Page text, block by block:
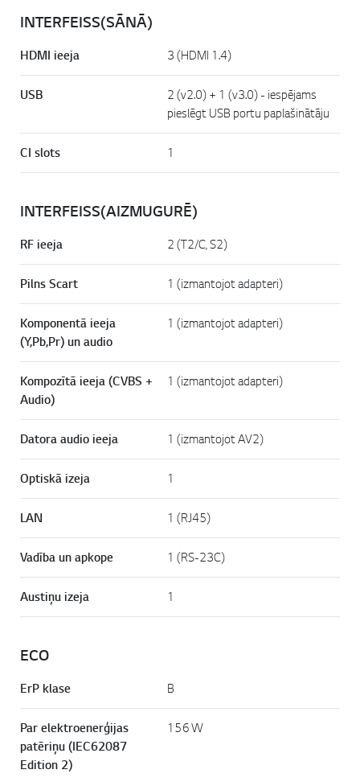
INTERFEISS(SĀNĀ)
HDMI ieeja 3 (HDMI 1.4)
USB
2 (v2.0) + 1 (v3.0) - iespējams
pieslēgt USB portu paplašinātāju
CI slots 1
INTERFEISS(AIZMUGURĒ)
RF ieeja 2 (T2/C, S2)
Pilns Scart 1 (izmantojot adapteri)
Komponentā ieeja
(Y,Pb,Pr) un audio
1 (izmantojot adapteri)
Kompozītā ieeja (CVBS +
Audio)
1 (izmantojot adapteri)
Datora audio ieeja 1 (izmantojot AV2)
Optiskā izeja 1
LAN 1 (RJ45)
Vadība un apkope 1 (RS-23C)
Austiņu izeja 1
ECO
ErP klase B
Par elektroenerģijas
patēriņu (IEC62087
Edition 2)
156 W